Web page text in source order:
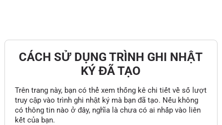
CÁCH SỬ DỤNG TRÌNH GHI NHẬT
KÝ ĐÃ TẠO
Trên trang này, bạn có thể xem thống kê chi tiết về số lượt
truy cập vào trình ghi nhật ký mà bạn đã tạo. Nếu không
có thông tin nào ở đây, nghĩa là chưa có ai nhấp vào liên
kết của bạn.